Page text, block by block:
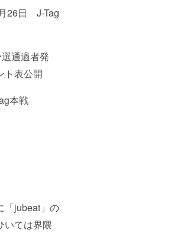
26日 J-Tag
通過者発
ト表公開
本戦
「jubeat」の
いては界隈